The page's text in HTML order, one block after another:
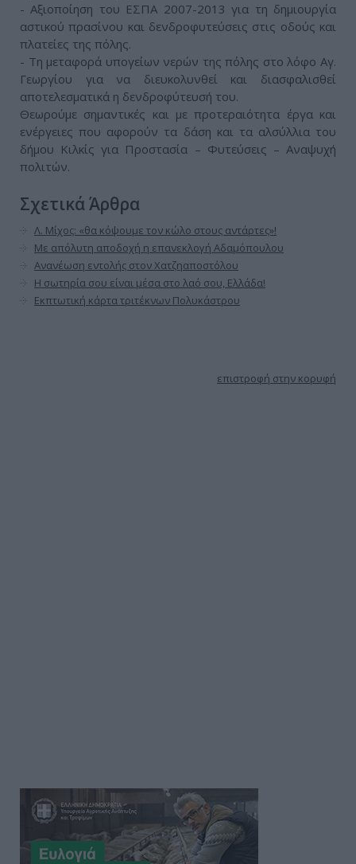
- Αξιοποίηση του ΕΣΠΑ 2007-2013 για τη δημιουργία
αστικού πρασίνου και δενδροφυτεύσεις στις οδούς και
πλατείες της πόλης.
- Τη μεταφορά υπογείων νερών της πόλης στο λόφο Αγ.
Γεωργίου για να διευκολυνθεί και διασφαλισθεί
αποτελεσματικά η δενδροφύτευσή του.
Θεωρούμε σημαντικές και με προτεραιότητα έργα και
ενέργειες που αφορούν τα δάση και τα αλσύλλια του
δήμου Κιλκίς για Προστασία – Φυτεύσεις – Αναψυχή
πολιτών.
Σχετικά Άρθρα
Λ. Μίχος: «θα κόψουμε τον κώλο στους αντάρτες»!
Με απόλυτη αποδοχή η επανεκλογή Αδαμόπουλου
Ανανέωση εντολής στον Χατζηαποστόλου
Η σωτηρία σου είναι μέσα στο λαό σου, Ελλάδα!
Εκπτωτική κάρτα τριτέκνων Πολυκάστρου
επιστροφή στην κορυφή